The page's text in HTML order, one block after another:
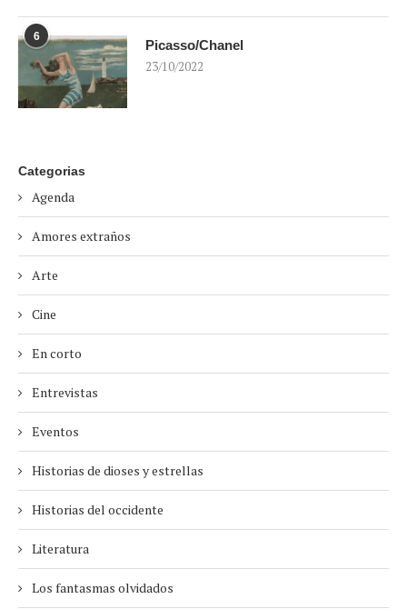
6
Picasso/Chanel
23/10/2022
Categorias
Agenda
Amores extraños
Arte
Cine
En corto
Entrevistas
Eventos
Historias de dioses y estrellas
Historias del occidente
Literatura
Los fantasmas olvidados